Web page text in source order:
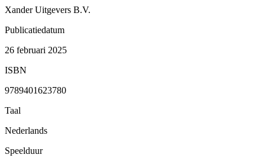
Xander Uitgevers B.V.
Publicatiedatum
26 februari 2025
ISBN
9789401623780
Taal
Nederlands
Speelduur